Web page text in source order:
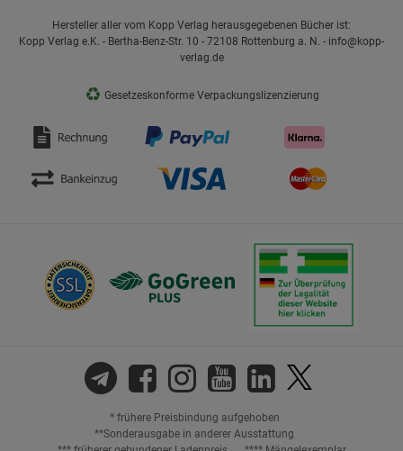
Hersteller aller vom Kopp Verlag herausgegebenen Bücher ist:
Kopp Verlag e.K. - Bertha-Benz-Str. 10 - 72108 Rottenburg a. N. - info@kopp-
verlag.de
♻ Gesetzeskonforme Verpackungslizenzierung
* frühere Preisbindung aufgehoben
**Sonderausgabe in anderer Ausstattung